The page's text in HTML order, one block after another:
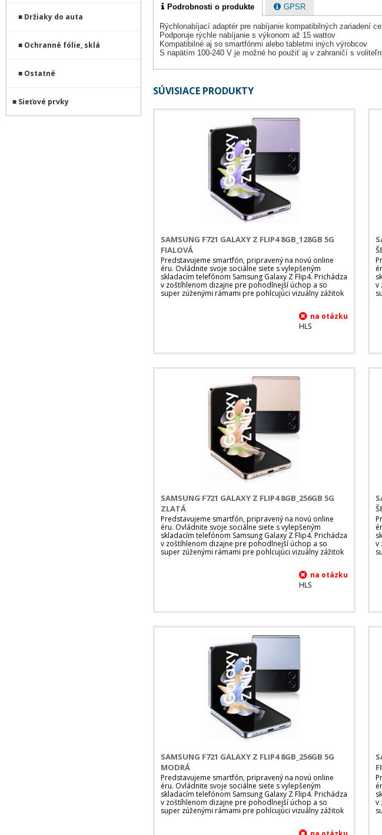
Držiaky do auta
Ochranné fólie, sklá
Ostatné
Sieťové prvky
Podrobnosti o produkte GPSR
Rýchlonabíjací adaptér pre nabíjanie kompatibilných zariadení
Podporuje rýchle nabíjanie s výkonom až 15 wattov
Kompatibilné aj so smartfónmi alebo tabletmi iných výrobcov
S napätím 100-240 V je možné ho použiť aj v zahraničí s
SÚVISIACE PRODUKTY
SAMSUNG F721 GALAXY Z FLIP4 8GB_128GB 5G
FIALOVÁ
Predstavujeme smartfón, pripravený na novú online
éru. Ovládnite svoje sociálne siete s vylepšeným
skladacím telefónom Samsung Galaxy Z Flip4. Prichádza
v zoštíhlenom dizajne pre pohodlnejší úchop a so
super zúženými rámami pre pohlcujúci vizuálny zážitok
HLS
v
SAMSUNG F721 GALAXY Z FLIP4 8GB_256GB 5G
ZLATÁ
Predstavujeme smartfón, pripravený na novú online
éru. Ovládnite svoje sociálne siete s vylepšeným
skladacím telefónom Samsung Galaxy Z Flip4. Prichádza
v zoštíhlenom dizajne pre pohodlnejší úchop a so
super zúženými rámami pre pohlcujúci vizuálny zážitok
HLS
v
SAMSUNG F721 GALAXY Z FLIP4 8GB_256GB 5G
MODRÁ
Predstavujeme smartfón, pripravený na novú online
éru. Ovládnite svoje sociálne siete s vylepšeným
skladacím telefónom Samsung Galaxy Z Flip4. Prichádza
v zoštíhlenom dizajne pre pohodlnejší úchop a so
super zúženými rámami pre pohlcujúci vizuálny zážitok
v